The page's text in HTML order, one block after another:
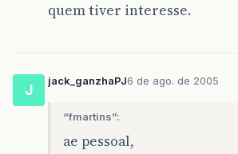
quem tiver interesse.
J
jack_ganzhaPJ6 de ago. de 2005
“fmartins”:
ae pessoal,